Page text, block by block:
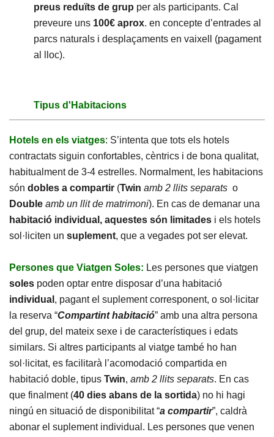
preus reduïts de grup per als participants. Cal
preveure uns 100€ aprox. en concepte d’entrades al
parcs naturals i desplaçaments en vaixell (pagament
al lloc).
Tipus d'Habitacions
Hotels en els viatges: S’intenta que tots els hotels
contractats siguin confortables, cèntrics i de bona qualitat,
habitualment de 3-4 estrelles. Normalment, les habitacions
són dobles a compartir (Twin amb 2 llits separats o
Double amb un llit de matrimoni). En cas de demanar una
habitació individual, aquestes són limitades i els hotels
sol·liciten un suplement, que a vegades pot ser elevat.
Persones que Viatgen Soles: Les persones que viatgen
soles poden optar entre disposar d’una habitació
individual , pagant el suplement corresponent, o sol·licitar
la reserva “Compartint habitació” amb una altra persona
del grup, del mateix sexe i de característiques i edats
similars. Si altres participants al viatge també ho han
sol·licitat, es facilitarà l’acomodació compartida en
habitació doble, tipus Twin, amb 2 llits separats. En cas
que finalment (40 dies abans de la sortida) no hi hagi
ningú en situació de disponibilitat “a compartir”, caldrà
abonar el suplement individual. Les persones que venen